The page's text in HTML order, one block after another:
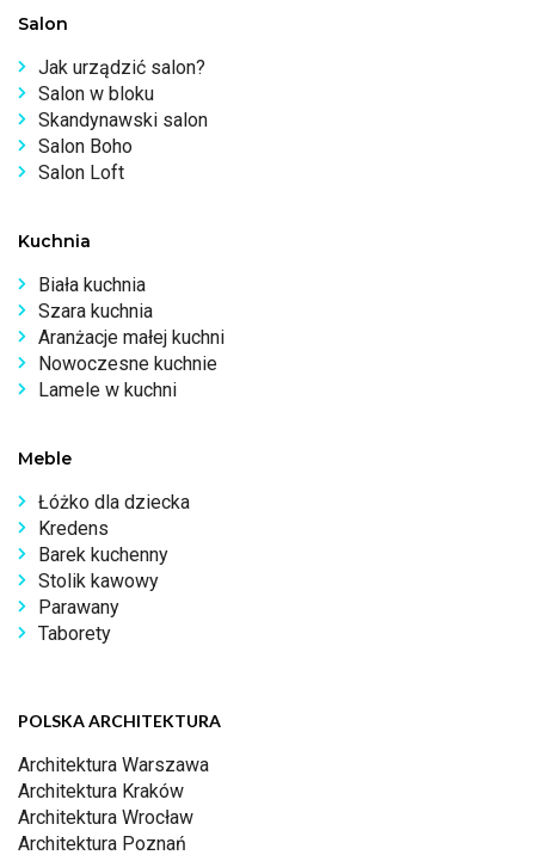
Salon
Jak urządzić salon?
Salon w bloku
Skandynawski salon
Salon Boho
Salon Loft
Kuchnia
Biała kuchnia
Szara kuchnia
Aranżacje małej kuchni
Nowoczesne kuchnie
Lamele w kuchni
Meble
Łóżko dla dziecka
Kredens
Barek kuchenny
Stolik kawowy
Parawany
Taborety
POLSKA ARCHITEKTURA
Architektura Warszawa
Architektura Kraków
Architektura Wrocław
Architektura Poznań